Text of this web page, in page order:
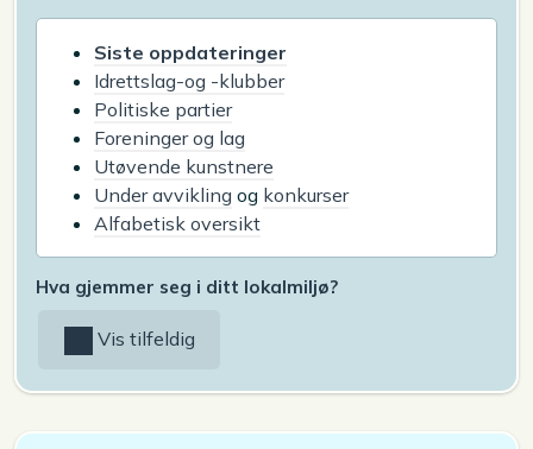
Siste oppdateringer
Idrettslag-og -klubber
Politiske partier
Foreninger og lag
Utøvende kunstnere
Under avvikling og konkurser
Alfabetisk oversikt
Hva gjemmer seg i ditt lokalmiljø?
Vis tilfeldig